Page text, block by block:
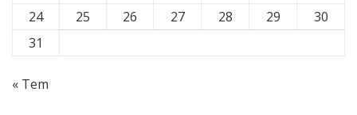
24
25 26 27 28 29
30
31
« Tem